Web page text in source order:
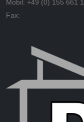
Mobil: +49 (0) 155 661
Fax: